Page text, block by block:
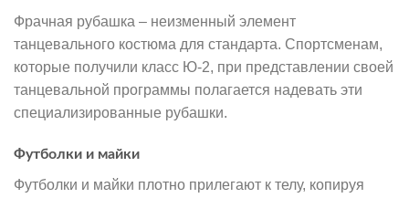
Фрачная рубашка – неизменный элемент
танцевального костюма для стандарта. Спортсменам,
которые получили класс Ю-2, при представлении своей
танцевальной программы полагается надевать эти
специализированные рубашки.
Футболки и майки
Футболки и майки плотно прилегают к телу, копируя